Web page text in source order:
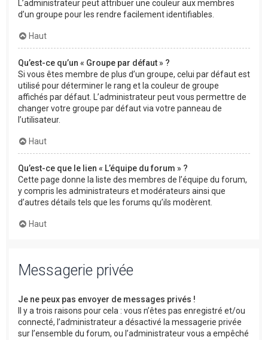
L’administrateur peut attribuer une couleur aux membres
d’un groupe pour les rendre facilement identifiables.
Haut
Qu’est-ce qu’un « Groupe par défaut » ?
Si vous êtes membre de plus d’un groupe, celui par défaut est
utilisé pour déterminer le rang et la couleur de groupe
affichés par défaut. L’administrateur peut vous permettre de
changer votre groupe par défaut via votre panneau de
l’utilisateur.
Haut
Qu’est-ce que le lien « L’équipe du forum » ?
Cette page donne la liste des membres de l’équipe du forum,
y compris les administrateurs et modérateurs ainsi que
d’autres détails tels que les forums qu’ils modèrent.
Haut
Messagerie privée
Je ne peux pas envoyer de messages privés !
Il y a trois raisons pour cela : vous n’êtes pas enregistré et/ou
connecté, l’administrateur a désactivé la messagerie privée
sur l’ensemble du forum, ou l’administrateur vous a empêché